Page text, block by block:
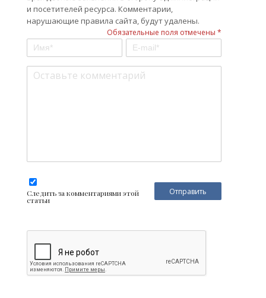
и посетителей ресурса. Комментарии,
нарушающие правила сайта, будут удалены.
Обязательные поля отмечены *
Следить за комментариями этой
статьи